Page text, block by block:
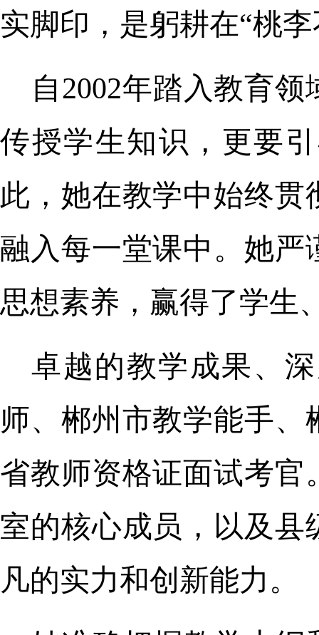
实脚印，是躬耕在“桃
自2002年踏入教育
传授学生知识，更要
此，她在教学中始终
融入每一堂课中。她
思想素养，赢得了学生
卓越的教学成果、
师、郴州市教学能手
省教师资格证面试考
室的核心成员，以及
凡的实力和创新能力。